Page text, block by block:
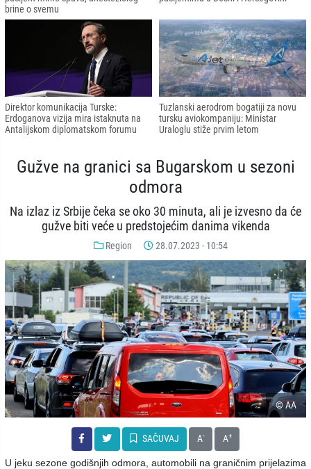
brine o svemu
Direktor komunikacija Turske:
Erdoganova vizija mira istaknuta na
Antalijskom diplomatskom forumu
Tuzlanski aerodrom bogatiji za novu
tursku aviokompaniju: Ministar
Uraloglu stiže prvim letom
Gužve na granici sa Bugarskom u sezoni
odmora
Na izlaz iz Srbije čeka se oko 30 minuta, ali je izvesno da će
gužve biti veće u predstojećim danima vikenda
Region 28.07.2023 - 10:54
© AA
SAČUVAJ A- A+
U jeku sezone godišnjih odmora, automobili na graničnim prijelazima